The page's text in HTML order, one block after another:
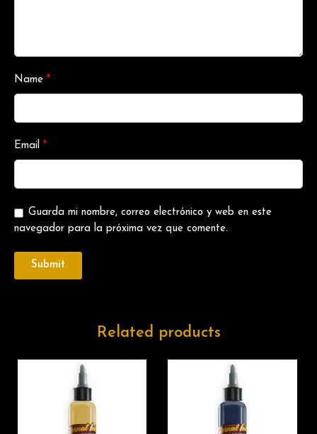
Name *
Email *
Guarda mi nombre, correo electrónico y web en este
navegador para la próxima vez que comente.
Related products